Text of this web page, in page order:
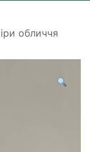
обличчя